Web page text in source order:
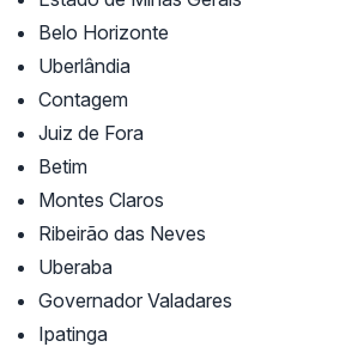
Belo Horizonte
Uberlândia
Contagem
Juiz de Fora
Betim
Montes Claros
Ribeirão das Neves
Uberaba
Governador Valadares
Ipatinga